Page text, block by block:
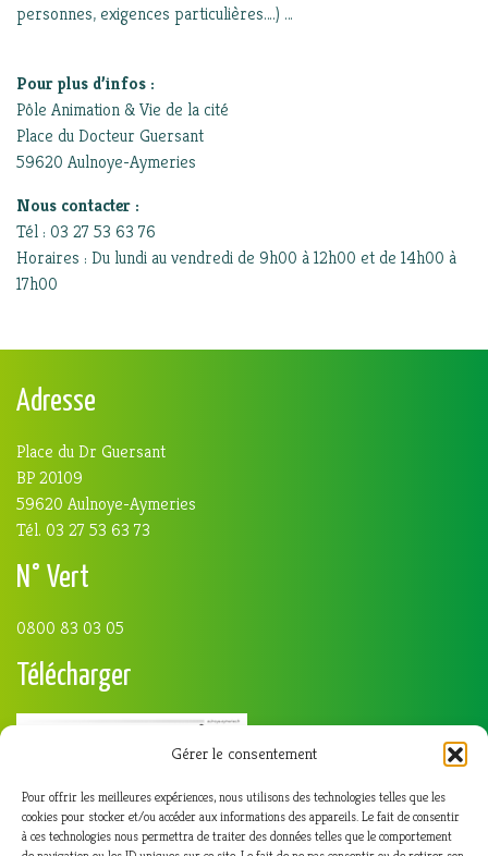
Gérer le consentement
Pour offrir les meilleures expériences, nous utilisons des technologies telles que les
cookies pour stocker et/ou accéder aux informations des appareils. Le fait de consentir
à ces technologies nous permettra de traiter des données telles que le comportement
personnes, exigences particulières….) …
Pour plus d’infos :
Pôle Animation & Vie de la cité
Place du Docteur Guersant
59620 Aulnoye-Aymeries
Nous contacter :
Tél : 03 27 53 63 76
Horaires : Du lundi au vendredi de 9h00 à 12h00 et de 14h00 à
17h00
Adresse
Place du Dr Guersant
BP 20109
59620 Aulnoye-Aymeries
Tél. 03 27 53 63 73
N° Vert
0800 83 03 05
Télécharger